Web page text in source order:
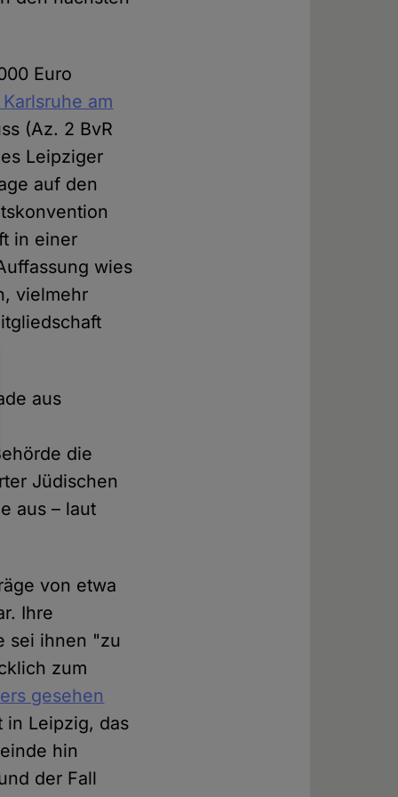
Euro
am
(Az. 2 BvR
Leipziger
auf den
in einer
wies
vielmehr
aus
die
Jüdischen
aus – laut
von etwa
Ihre
sei ihnen "zu
zum
gesehen
in Leipzig, das
hin
der Fall